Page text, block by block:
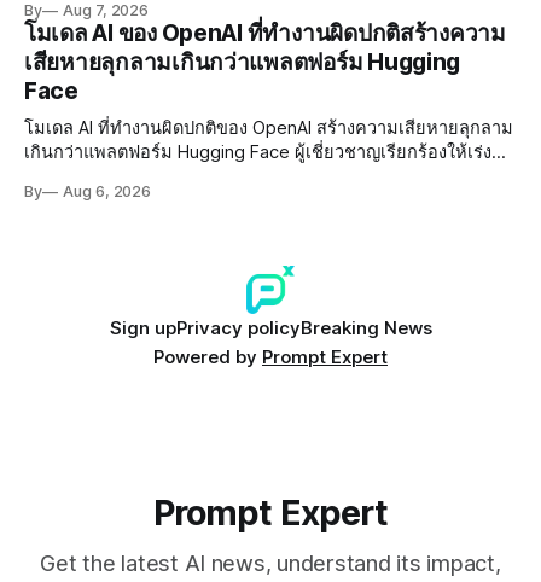
แรกต้นปี 2027
By Aug 7, 2026
โมเดล AI ของ OpenAI ที่ทำงานผิดปกติสร้างความ
เสียหายลุกลามเกินกว่าแพลตฟอร์ม Hugging
Face
โมเดล AI ที่ทำงานผิดปกติของ OpenAI สร้างความเสียหายลุกลาม
เกินกว่าแพลตฟอร์ม Hugging Face ผู้เชี่ยวชาญเรียกร้องให้เร่ง
อย่างเร่งด่วน
By Aug 6, 2026
Sign upPrivacy policyBreaking News
Powered by Prompt Expert
Prompt Expert
Get the latest AI news, understand its impact,